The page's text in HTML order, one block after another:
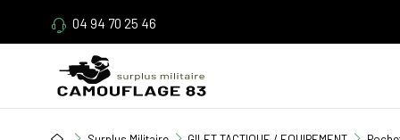
04 94 70 25 46